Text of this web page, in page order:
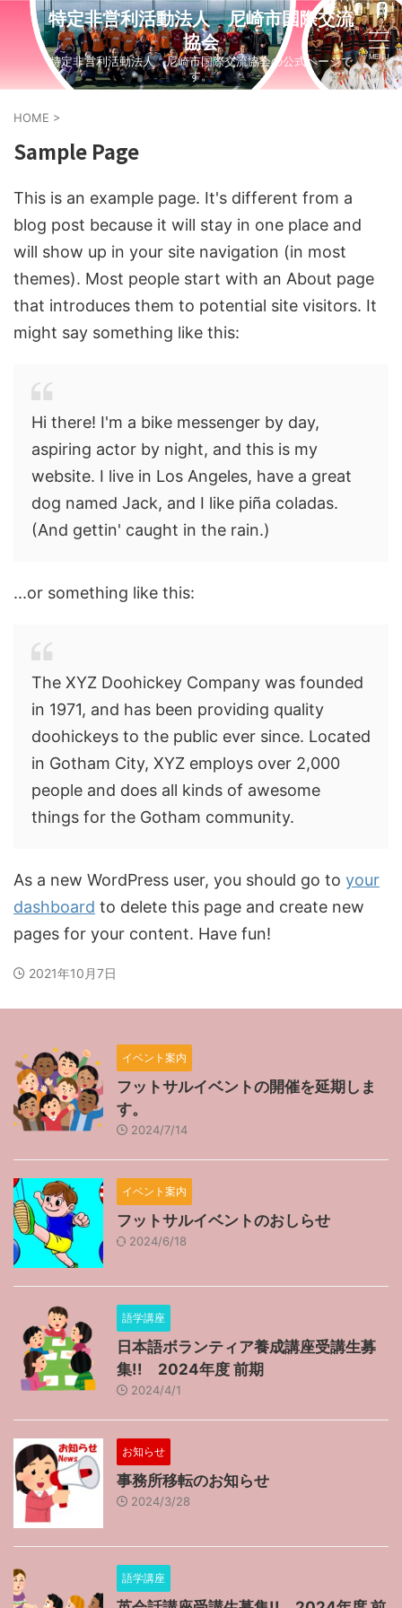
特定非営利活動法人 尼崎市国際交流
協会
特定非営利活動法人 尼崎市国際交流協会の公式ページで
す。
HOME >
Sample Page
This is an example page. It's different from a
blog post because it will stay in one place and
will show up in your site navigation (in most
themes). Most people start with an About page
that introduces them to potential site visitors. It
might say something like this:
Hi there! I'm a bike messenger by day,
aspiring actor by night, and this is my
website. I live in Los Angeles, have a great
dog named Jack, and I like piña coladas.
(And gettin' caught in the rain.)
...or something like this:
The XYZ Doohickey Company was founded
in 1971, and has been providing quality
doohickeys to the public ever since. Located
in Gotham City, XYZ employs over 2,000
people and does all kinds of awesome
things for the Gotham community.
As a new WordPress user, you should go to your
dashboard to delete this page and create new
pages for your content. Have fun!
2021年10月7日
イベント案内
フットサルイベントの開催を延期しま
す。
2024/7/14
イベント案内
フットサルイベントのおしらせ
2024/6/18
語学講座
日本語ボランティア養成講座受講生募
集!! 2024年度 前期
2024/4/1
お知らせ
事務所移転のお知らせ
2024/3/28
語学講座